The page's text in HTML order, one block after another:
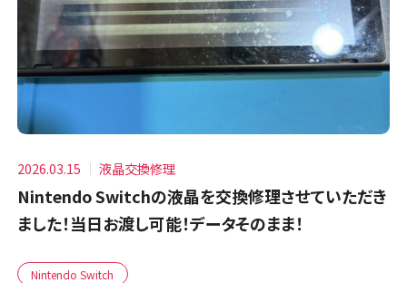
2026.03.15 液晶交換修理
Nintendo Switchの液晶を交換修理させていただき
ました！当日お渡し可能！データそのまま！
Nintendo Switch